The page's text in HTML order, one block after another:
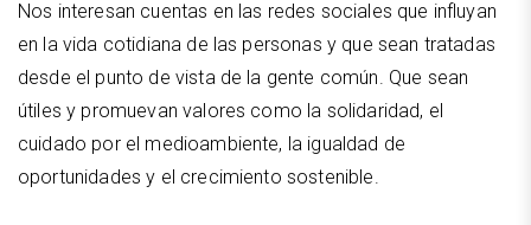
Nos interesan cuentas en las redes sociales que influyan
en la vida cotidiana de las personas y que sean tratadas
desde el punto de vista de la gente común. Que sean
útiles y promuevan valores como la solidaridad, el
cuidado por el medioambiente, la igualdad de
oportunidades y el crecimiento sostenible.